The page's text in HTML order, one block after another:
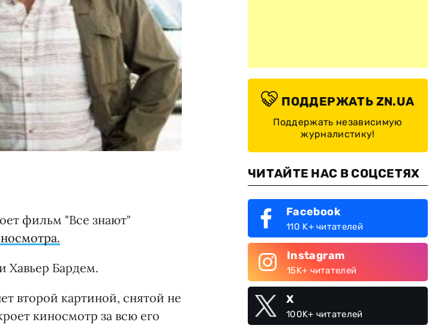
фильм "Все знают"
Хавьер Бардем.
второй картиной, снятой не
киносмотр за всю его
ПОДДЕРЖАТЬ ZN.UA
Поддержать независимую
журналистику!
ЧИТАЙТЕ НАС В СОЦСЕТЯХ
Facebook
110 K+ читателей
Instagram
15K+ читателей
X
100K+ читателей